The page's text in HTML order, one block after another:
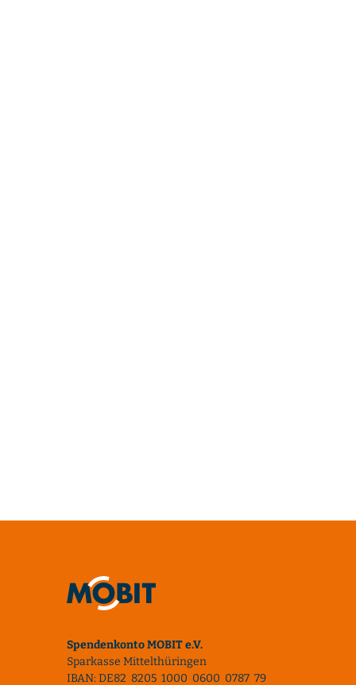
Spendenkonto MOBIT e.V.
Sparkasse Mittelthüringen
IBAN: DE82 8205 1000 0600 0787 79